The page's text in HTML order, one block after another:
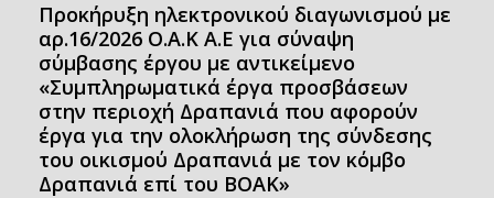
Προκήρυξη ηλεκτρονικού διαγωνισμού με
αρ.16/2026 Ο.Α.Κ Α.Ε για σύναψη
σύμβασης έργου με αντικείμενο
«Συμπληρωματικά έργα προσβάσεων
στην περιοχή Δραπανιά που αφορούν
έργα για την ολοκλήρωση της σύνδεσης
του οικισμού Δραπανιά με τον κόμβο
Δραπανιά επί του ΒΟΑΚ»